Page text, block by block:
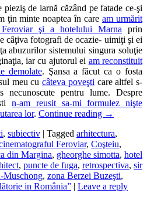
de iarnă căzând pe fatade ce-şi
ţin minte noaptea în caream urmărit
Feroviar şi a hotelului Marna prin
câţiva fotografi de ocazie- uimiţi şi ei
abuzurilor sistemului singura soluţie
iar cu ajutorul ei am reconstituit
demolate. Şansa a făcut ca o fosta
meu cu câteva poveşti care altfel s-
pentru lume. Despre
n-am reusit sa-mi formulez nişte
lor. Continue reading →
, subiectiv | Tagged arhitectura,
Feroviar, Coşteiu,
din Margina, gheorghe simotta, hotel
, puncte de fuga, retrospectiva, sir
Muschong, zona Berzei Buzeşti,
in România” | Leave a reply